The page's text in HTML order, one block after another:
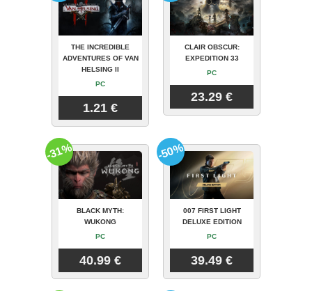
THE INCREDIBLE
ADVENTURES OF VAN
HELSING II
PC
1.21 €
CLAIR OBSCUR:
EXPEDITION 33
PC
23.29 €
BLACK MYTH:
WUKONG
PC
40.99 €
-31%
007 FIRST LIGHT
DELUXE EDITION
PC
39.49 €
-50%